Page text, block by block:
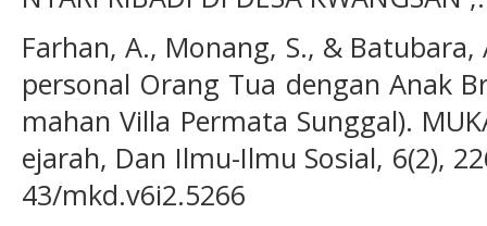
Farhan, A., Monang, S., &
personal Orang Tua dengan Anak
mahan Villa Permata Sunggal).
ejarah, Dan Ilmu-Ilmu Sosial, 6(2),
43/mkd.v6i2.5266